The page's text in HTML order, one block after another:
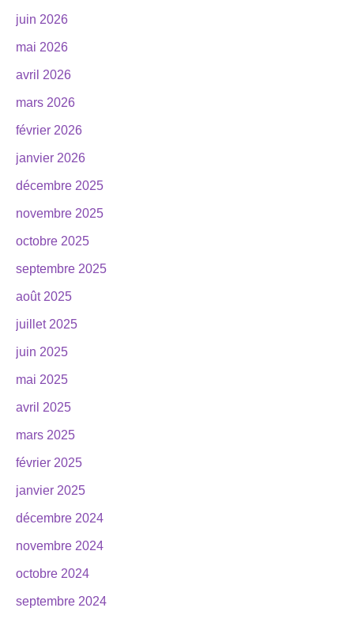
juin 2026
mai 2026
avril 2026
mars 2026
février 2026
janvier 2026
décembre 2025
novembre 2025
octobre 2025
septembre 2025
août 2025
juillet 2025
juin 2025
mai 2025
avril 2025
mars 2025
février 2025
janvier 2025
décembre 2024
novembre 2024
octobre 2024
septembre 2024